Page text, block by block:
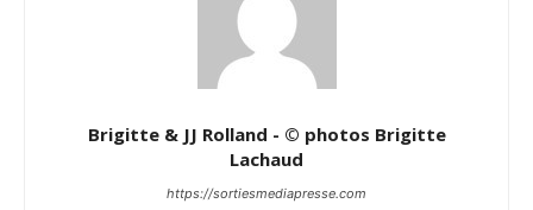
Brigitte & JJ Rolland - © photos Brigitte
Lachaud
https://sortiesmediapresse.com